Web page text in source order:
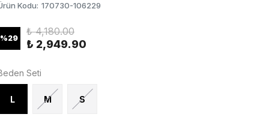
Kodu: 170730-106229
%29
₺ 4,180.00
₺ 2,949.90
Seti
L M S